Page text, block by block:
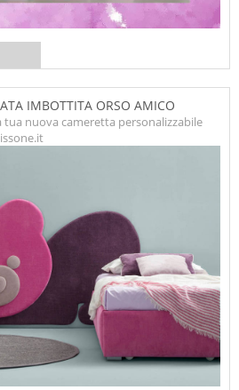
IMBOTTITA ORSO AMICO
tua nuova cameretta personalizzabile